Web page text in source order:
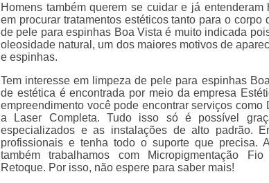
Homens também querem se cuidar e já
em procurar tratamentos estéticos tanto para o corpo
de pele para espinhas Boa Vista é muito indicada
oleosidade natural, um dos maiores motivos de
e espinhas.
Tem interesse em limpeza de pele para espinhas
de estética é encontrada por meio da empresa
empreendimento você pode encontrar serviços
a Laser Completa. Tudo isso só é possível
especializados e as instalações de alto padrão.
profissionais e tenha todo o suporte que precisa.
também trabalhamos com Micropigmentação
Retoque. Por isso, não espere para saber mais!